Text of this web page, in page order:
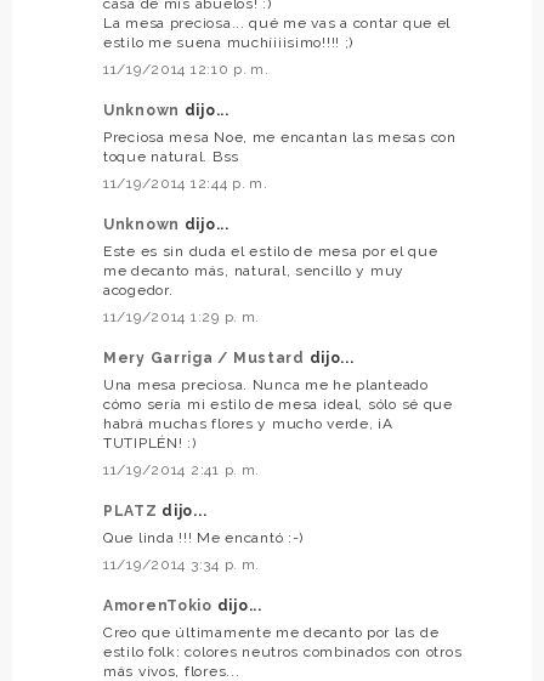
La mesa preciosa... qué me vas a contar que el
estilo me suena muchíiiisimo!!!! ;)
11/19/2014 12:10 p. m.
Unknown dijo...
Preciosa mesa Noe, me encantan las mesas con
toque natural. Bss
11/19/2014 12:44 p. m.
Unknown dijo...
Este es sin duda el estilo de mesa por el que
me decanto más, natural, sencillo y muy
acogedor.
11/19/2014 1:29 p. m.
Mery Garriga / Mustard dijo...
Una mesa preciosa. Nunca me he planteado
cómo sería mi estilo de mesa ideal, sólo sé que
habrá muchas flores y mucho verde, ¡A
TUTIPLÉN! :)
11/19/2014 2:41 p. m.
PLATZ dijo...
Que linda !!! Me encantó :-)
11/19/2014 3:34 p. m.
AmorenTokio dijo...
Creo que últimamente me decanto por las de
estilo folk: colores neutros combinados con otros
más vivos, flores...